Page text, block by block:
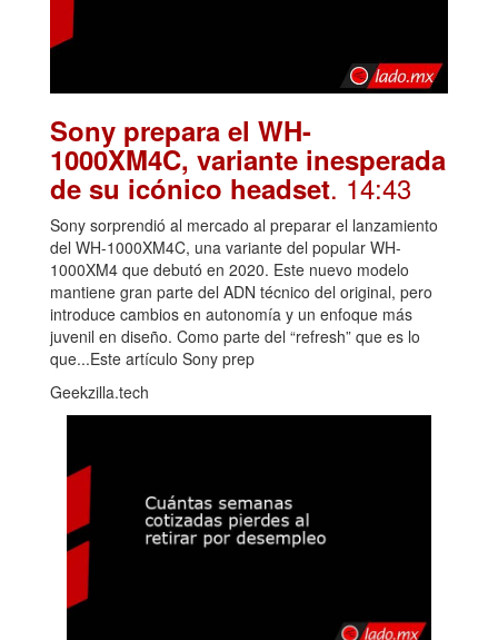
Sony prepara el WH-
1000XM4C, variante inesperada
de su icónico headset. 14:43
Sony sorprendió al mercado al preparar el lanzamiento
del WH-1000XM4C, una variante del popular WH-
1000XM4 que debutó en 2020. Este nuevo modelo
mantiene gran parte del ADN técnico del original, pero
introduce cambios en autonomía y un enfoque más
juvenil en diseño. Como parte del “refresh” que es lo
que...Este artículo Sony prep
Geekzilla.tech